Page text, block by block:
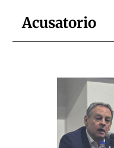
Acusatorio